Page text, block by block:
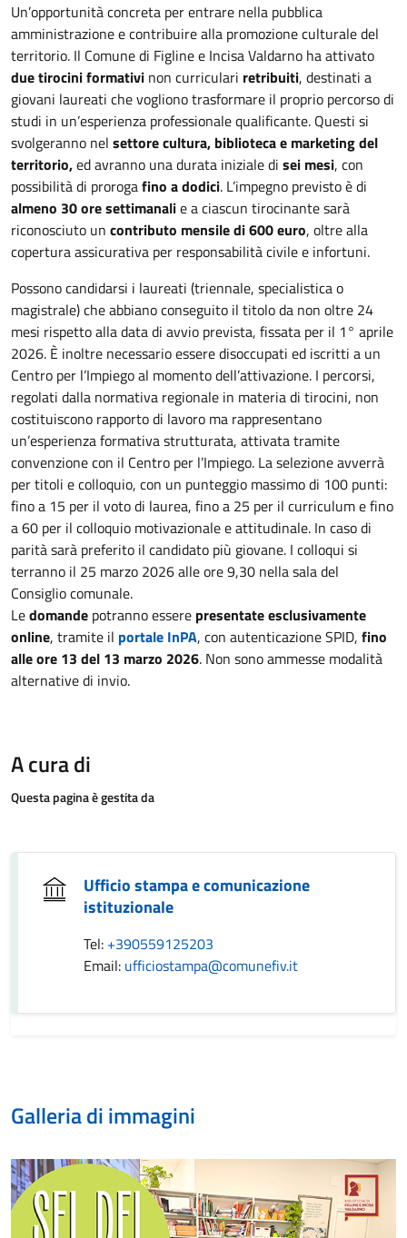
Un’opportunità concreta per entrare nella pubblica
amministrazione e contribuire alla promozione culturale del
territorio. Il Comune di Figline e Incisa Valdarno ha attivato
due tirocini formativi non curriculari retribuiti, destinati a
giovani laureati che vogliono trasformare il proprio percorso di
studi in un’esperienza professionale qualificante. Questi si
svolgeranno nel settore cultura, biblioteca e marketing del
territorio,ed avranno una durata iniziale di sei mesi, con
possibilità di prorogafino a dodici. L’impegno previsto è di
almeno 30 ore settimanalie a ciascun tirocinante sarà
riconosciuto un contributo mensile di 600 euro, oltre alla
copertura assicurativa per responsabilità civile e infortuni.
Possono candidarsi i laureati (triennale, specialistica o
magistrale) che abbiano conseguito il titolo da non oltre 24
mesi rispetto alla data di avvio prevista, fissata per il 1° aprile
2026. È inoltre necessario essere disoccupati ed iscritti a un
Centro per l’Impiego al momento dell’attivazione. I percorsi,
regolati dalla normativa regionale in materia di tirocini, non
costituiscono rapporto di lavoro ma rappresentano
un’esperienza formativa strutturata, attivata tramite
convenzione con il Centro per l’Impiego. La selezione avverrà
per titoli e colloquio, con un punteggio massimo di 100 punti:
fino a 15 per il voto di laurea, fino a 25 per il curriculum e fino
a 60 per il colloquio motivazionale e attitudinale. In caso di
parità sarà preferito il candidato più giovane. I colloqui si
terranno il 25 marzo 2026 alle ore 9,30 nella sala del
Consiglio comunale.
Ledomande potranno essere presentate esclusivamente
online, tramite il portale InPA, con autenticazione SPID, fino
alle ore 13 del 13 marzo 2026. Non sono ammesse modalità
alternative di invio.
A cura di
Questa pagina è gestita da
Ufficio stampa e comunicazione
istituzionale
Tel: +390559125203
Email: ufficiostampa@comunefiv.it
Galleria di immagini